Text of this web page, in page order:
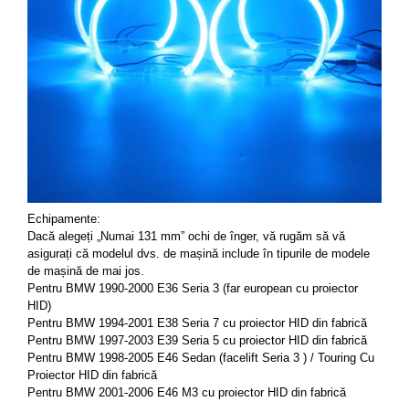
Echipamente:
Dacă alegeți „Numai 131 mm” ochi de înger, vă rugăm să vă
asigurați că modelul dvs. de mașină include în tipurile de modele
de mașină de mai jos.
Pentru BMW 1990-2000 E36 Seria 3 (far european cu proiector
HID)
Pentru BMW 1994-2001 E38 Seria 7 cu proiector HID din fabrică
Pentru BMW 1997-2003 E39 Seria 5 cu proiector HID din fabrică
Pentru BMW 1998-2005 E46 Sedan (facelift Seria 3 ) / Touring Cu
Proiector HID din fabrică
Pentru BMW 2001-2006 E46 M3 cu proiector HID din fabrică